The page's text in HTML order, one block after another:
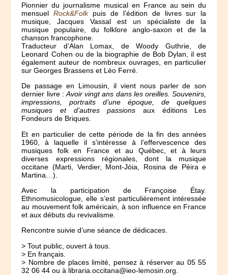
Pionnier du journalisme musical en France au sein du
mensuelRock&Folkpuis de l’édition de livres sur la
musique, Jacques Vassal est un spécialiste de la
musique populaire, du folklore anglo-saxon et de la
chanson francophone.
Traducteur d’Alan Lomax, de Woody Guthrie, de
Leonard Cohen ou de la biographie de Bob Dylan, il est
également auteur de nombreux ouvrages, en particulier
sur Georges Brassens et Léo Ferré.
De passage en Limousin, il vient nous parler de son
dernier livre :Avoir vingt ans dans les oreilles. Souvenirs,
impressions, portraits d’une époque, de quelques
musiques et d’autres passions aux éditions Les
Fondeurs de Briques.
Et en particulier de cette période de la fin des années
1960, à laquelle il s’intéresse à l’effervescence des
musiques folk en France et au Québec, et à leurs
diverses expressions régionales, dont la musique
occitane (Marti, Verdier, Mont-Jòia, Rosina de Pèira e
Martina…).
Avec la participation de Françoise Étay.
Ethnomusicologue, elle s’est particulièrement intéressée
au mouvement folk américain, à son influence en France
et aux débuts du revivalisme.
Rencontre suivie d’une séance de dédicaces.
> Tout public, ouvert à tous.
> En français.
> Nombre de places limité, pensez à réserver au 05 55
32 06 44 ou à libraria.occitana@ieo-lemosin.org.